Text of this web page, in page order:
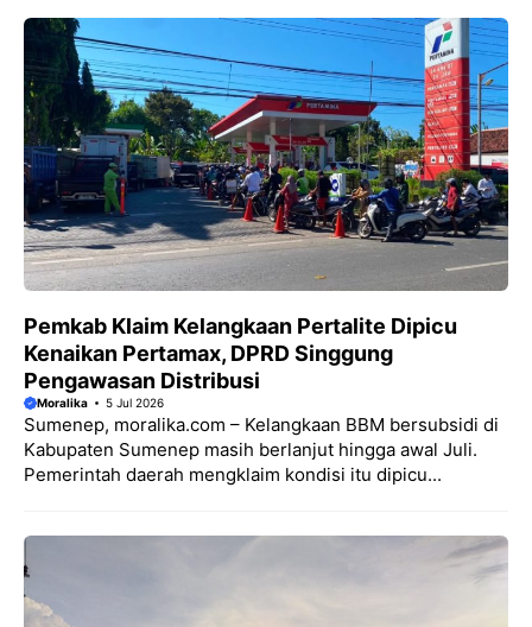
Pemkab Klaim Kelangkaan Pertalite Dipicu
Kenaikan Pertamax, DPRD Singgung
Pengawasan Distribusi
Moralika 5 Jul 2026
Sumenep, moralika.com – Kelangkaan BBM bersubsidi di
Kabupaten Sumenep masih berlanjut hingga awal Juli.
Pemerintah daerah mengklaim kondisi itu dipicu...